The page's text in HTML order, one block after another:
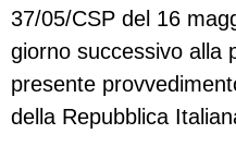
37/05/CSP del 16
giorno successivo alla
presente
della Repubblica